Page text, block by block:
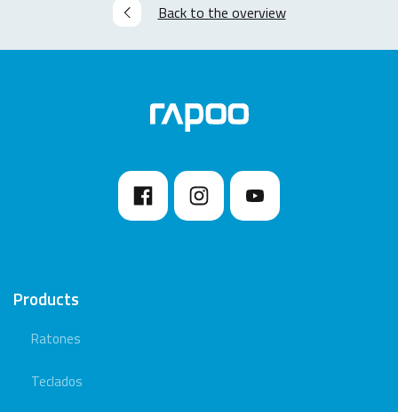
Back to the overview
Products
Ratones
Teclados